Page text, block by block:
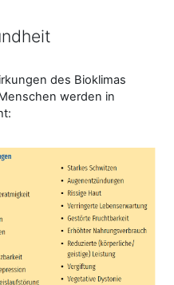
des Bioklimas
werden in